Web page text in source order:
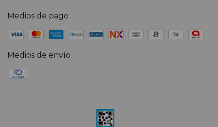
Medios de pago
Medios de envío